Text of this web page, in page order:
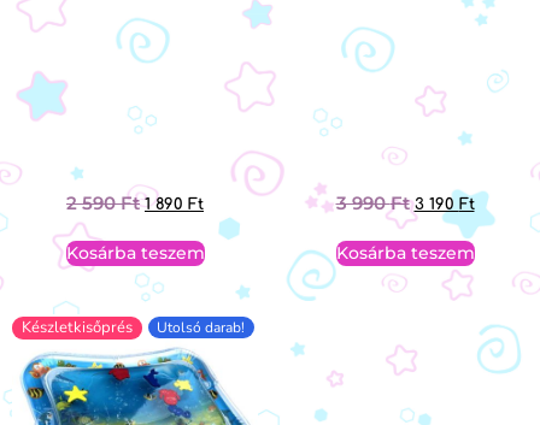
2 590Ft 1 890 Ft
Kosárba teszem
3 990Ft 3 190 Ft
Kosárba teszem
Készletkisőprés Utolsó darab!